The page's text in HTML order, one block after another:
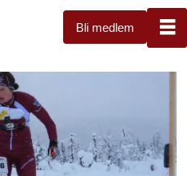
Bli medlem